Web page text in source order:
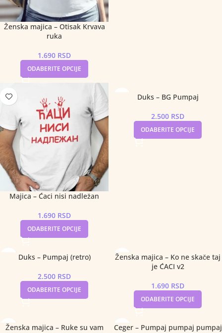
Ženska majica – Otisak Krvava
ruka
1.690 RSD
ODABERITE OPCIJE
Majica – Ćaci nisi nadležan
1.690 RSD
ODABERITE OPCIJE
Duks – BG Pumpaj
2.500 RSD
ODABERITE OPCIJE
Duks – Pumpaj (retro)
2.500 RSD
ODABERITE OPCIJE
Ženska majica – Ko ne skače taj
je ĆACI v2
1.690 RSD
ODABERITE OPCIJE
Ženska majica – Ruke su vam
Ceger – Pumpaj pumpaj pumpaj